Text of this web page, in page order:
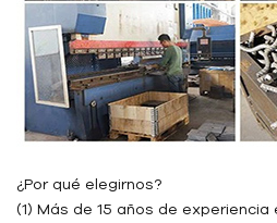
¿Por qué elegirnos?
(1) Más de 15 años de